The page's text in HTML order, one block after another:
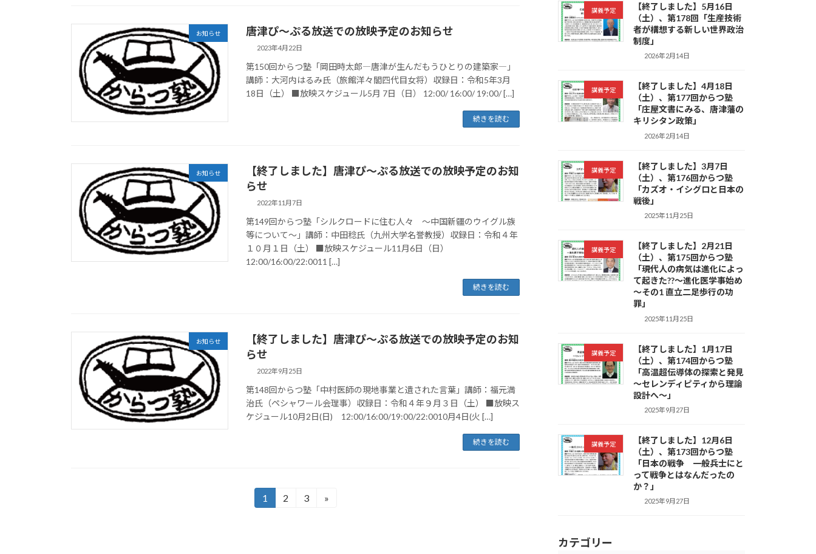
お知らせ 唐津ぴ～ぷる放送での放映予定のお知らせ
2023年4月22日
第150回からつ塾「岡田時太郎―唐津が生んだもうひとりの建築家―」
講師：大河内はるみ氏（旅館洋々閣四代目女将）収録日：令和5年3月
18日（土） ■放映スケジュール5月 7日（日） 12:00/ 16:00/ 19:00/ […]
続きを読む
お知らせ
【終了しました】唐津ぴ～ぷる放送での放映予定のお知
らせ
2022年11月7日
第149回からつ塾「シルクロードに住む人々 ～中国新疆のウイグル族
等について～」講師：中田稔氏（九州大学名誉教授）収録日：令和４年
１０月１日（土） ■放映スケジュール11月6日（日）
12:00/16:00/22:0011 […]
続きを読む
お知らせ
【終了しました】唐津ぴ～ぷる放送での放映予定のお知
らせ
2022年9月25日
第148回からつ塾「中村医師の現地事業と遺された言葉」講師：福元満
治氏（ペシャワール会理事）収録日：令和４年９月３日（土） ■放映ス
ケジュール10月2日(日) 12:00/16:00/19:00/22:0010月4日(火 […]
続きを読む
固
1
固
2
固
3 »
講義予定
【終了しました】5月16日
（土）、第178回「生産技術
者が構想する新しい世界政治
制度」
2026年2月14日
講義予定
【終了しました】4月18日
（土）、第177回からつ塾
「庄屋文書にみる、唐津藩の
キリシタン政策」
2026年2月14日
講義予定
【終了しました】3月7日
（土）、第176回からつ塾
「カズオ・イシグロと日本の
戦後」
2025年11月25日
講義予定
【終了しました】2月21日
（土）、第175回からつ塾
「現代人の病気は進化によっ
て起きた??～進化医学事始め
～その1 直立二足歩行の功
罪」
2025年11月25日
講義予定
【終了しました】1月17日
（土）、第174回からつ塾
「高温超伝導体の探索と発見
～セレンディピティから理論
設計へ～」
2025年9月27日
講義予定
【終了しました】12月6日
（土）、第173回からつ塾
「日本の戦争 一般兵士にと
って戦争とはなんだったの
か？」
2025年9月27日
カテゴリー